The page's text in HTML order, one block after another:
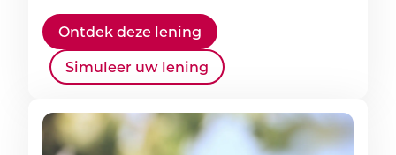
Ontdek deze lening
Simuleer uw lening